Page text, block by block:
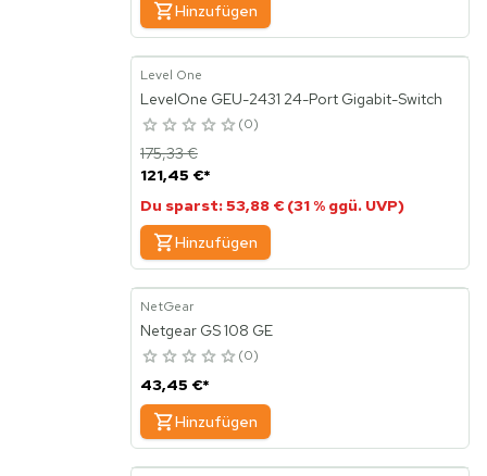
Hinzufügen
Level One
LevelOne GEU-2431 24-Port Gigabit-Switch
0
121,45 €*
175,33 €
Du sparst: 53,88 € (31 % ggü. UVP)
Hinzufügen
NetGear
Netgear GS 108 GE
0
43,45 €*
Hinzufügen